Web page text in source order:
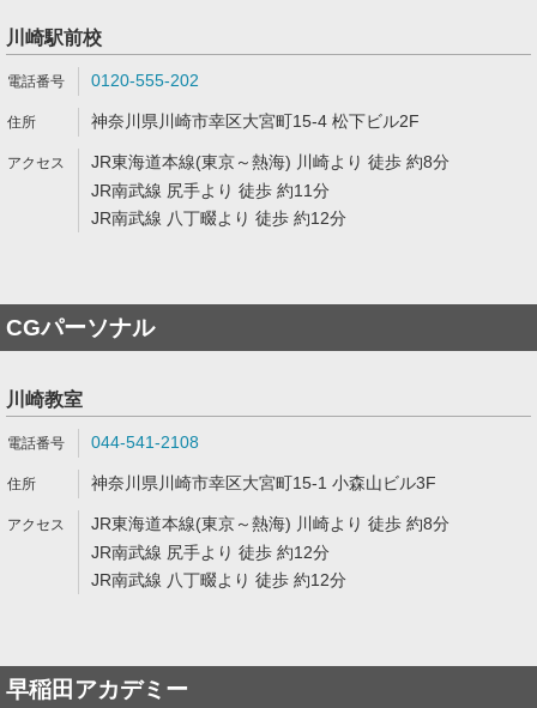
川崎駅前校
0120-555-202
神奈川県川崎市幸区大宮町15-4 松下ビル2F
JR東海道本線(東京～熱海) 川崎より 徒歩 約8分
JR南武線 尻手より 徒歩 約11分
JR南武線 八丁畷より 徒歩 約12分
CGパーソナル
川崎教室
044-541-2108
神奈川県川崎市幸区大宮町15-1 小森山ビル3F
JR東海道本線(東京～熱海) 川崎より 徒歩 約8分
JR南武線 尻手より 徒歩 約12分
JR南武線 八丁畷より 徒歩 約12分
早稲田アカデミー